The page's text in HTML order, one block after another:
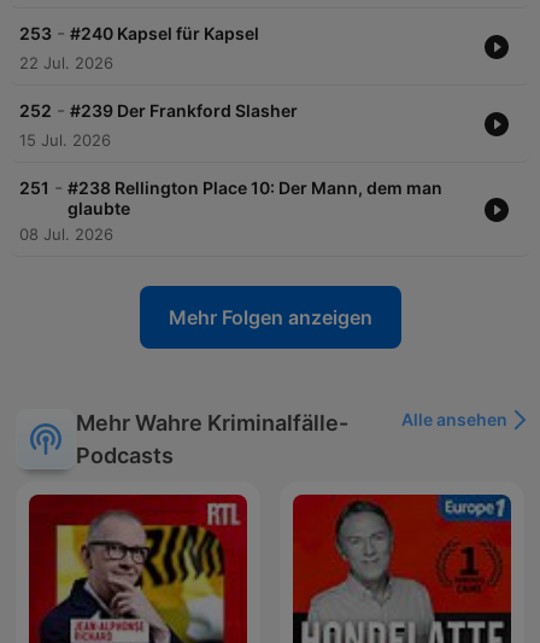
253 - #240 Kapsel für Kapsel
22 Jul. 2026
252 - #239 Der Frankford Slasher
15 Jul. 2026
251 - #238 Rellington Place 10: Der Mann, dem man
glaubte
08 Jul. 2026
Mehr Folgen anzeigen
Mehr Wahre Kriminalfälle-
Podcasts
Alle ansehen